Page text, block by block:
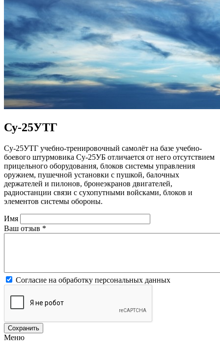
Су-25УТГ
Су-25УТГ учебно-тренировочный самолёт на базе учебно-
боевого штурмовика Су-25УБ отличается от него отсутствием
прицельного оборудования, блоков системы управления
оружием, пушечной установки с пушкой, балочных
держателей и пилонов, бронеэкранов двигателей,
радиостанции связи с сухопутными войсками, блоков и
элементов системы обороны.
Имя
Ваш отзыв *
Согласие на обработку персональных данных
Меню